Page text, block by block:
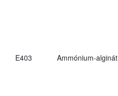
E403 Ammónium-alginát